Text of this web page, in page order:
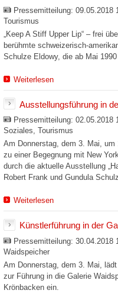
Pressemitteilung: 09.05.2018
Tourismus
„Keep A Stiff Upper Lip“ – frei
berühmte schweizerisch-
Schulze Eldowy, die ab Mai
Weiterlesen
Ausstellungsführung in
Pressemitteilung: 02.05.2018
Soziales, Tourismus
Am Donnerstag, dem 3. Mai, um
zu einer Begegnung mit New
durch die aktuelle Ausstellung
Robert Frank und Gundula
Weiterlesen
Künstlerführung in der
Pressemitteilung: 30.04.2018
Waidspeicher
Am Donnerstag, dem 3. Mai,
zur Führung in die Galerie
Krönbacken ein.